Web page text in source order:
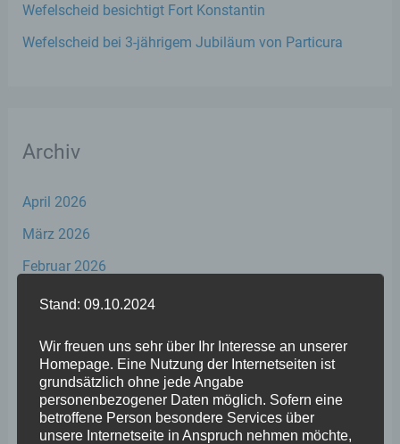
Wefelscheid besichtigt Fort Konstantin
Wefelscheid bei 3-jährigem Jubiläum von Particura
Archiv
April 2026
März 2026
Februar 2026
Januar 2026
November 2025
Oktober 2025
September 2025
Stand: 09.10.2024
Wir freuen uns sehr über Ihr Interesse an unserer
Homepage. Eine Nutzung der Internetseiten ist
grundsätzlich ohne jede Angabe
personenbezogener Daten möglich. Sofern eine
betroffene Person besondere Services über
unsere Internetseite in Anspruch nehmen möchte,